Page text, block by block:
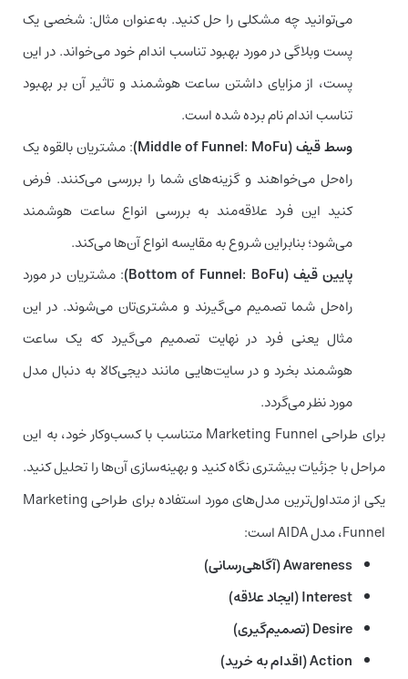
می‌توانید چه مشکلی را حل کنید. به‌عنوان مثال: شخصی یک
پست وبلاگی در مورد بهبود تناسب اندام خود می‌خواند. در این
پست، از مزایای داشتن ساعت هوشمند و تاثیر آن بر بهبود
تناسب اندام نام برده شده است.
وسط قیف (Middle of Funnel: MoFu)
: مشتریان بالقوه یک
راه‌حل می‌خواهند و گزینه‌های شما را بررسی می‌کنند. فرض
کنید این فرد علاقه‌مند به بررسی انواع ساعت هوشمند
می‌شود؛ بنابراین شروع به مقایسه انواع آن‌ها می‌کند.
پایین قیف (Bottom of Funnel: BoFu)
: مشتریان در مورد
راه‌حل شما تصمیم می‌گیرند و مشتری‌تان می‌شوند. در این
مثال یعنی فرد در نهایت تصمیم می‌گیرد که یک ساعت
هوشمند بخرد و در سایت‌هایی مانند دیجی‌کالا به دنبال مدل
مورد نظر می‌گردد.
برای طراحی Marketing Funnel متناسب با کسب‌وکار خود، به این
مراحل با جزئیات بیشتری نگاه کنید و بهینه‌سازی آن‌ها را تحلیل کنید.
یکی از متداول‌ترین مدل‌های مورد استفاده برای طراحی Marketing
Funnel، مدل AIDA است:
Awareness (آگاهی‌رسانی)
Interest (ایجاد علاقه)
Desire (تصمیم‌گیری)
Action (اقدام به خرید)